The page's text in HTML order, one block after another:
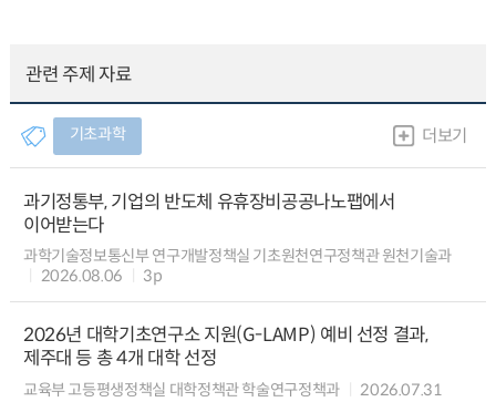
관련 주제 자료
기초과학 더보기
과기정통부, 기업의 반도체 유휴장비공공나노팹에서
이어받는다
과학기술정보통신부 연구개발정책실 기초원천연구정책관 원천기술과
2026.08.06
3p
2026년 대학기초연구소 지원(G-LAMP) 예비 선정 결과,
제주대 등 총 4개 대학 선정
교육부 고등평생정책실 대학정책관 학술연구정책과
2026.07.31